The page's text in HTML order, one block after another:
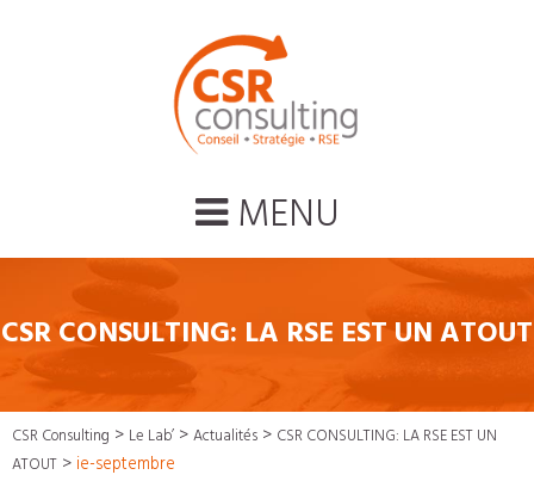
MENU
CSR CONSULTING: LA RSE EST UN ATOUT
CSR Consulting > Le Lab’ >Actualités > CSR CONSULTING: LA RSE EST UN
ATOUT > ie-septembre